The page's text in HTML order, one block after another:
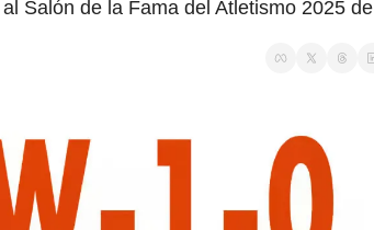
Salón de la Fama del Atletismo 2025 de